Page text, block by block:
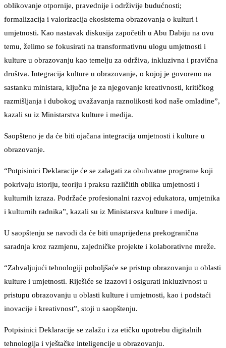
oblikovanje otpornije, pravednije i održivije budućnosti;
formalizacija i valorizacija ekosistema obrazovanja o kulturi i
umjetnosti. Kao nastavak diskusija započetih u Abu Dabiju na ovu
temu, želimo se fokusirati na transformativnu ulogu umjetnosti i
kulture u obrazovanju kao temelju za održiva, inkluzivna i pravična
društva. Integracija kulture u obrazovanje, o kojoj je govoreno na
sastanku ministara, ključna je za njegovanje kreativnosti, kritičkog
razmišljanja i dubokog uvažavanja raznolikosti kod naše omladine”,
kazali su iz Ministarstva kulture i medija.
Saopšteno je da će biti ojačana integracija umjetnosti i kulture u
obrazovanje.
“Potpisinici Deklaracije će se zalagati za obuhvatne programe koji
pokrivaju istoriju, teoriju i praksu različitih oblika umjetnosti i
kulturnih izraza. Podržaće profesionalni razvoj edukatora, umjetnika
i kulturnih radnika”, kazali su iz Ministarsva kulture i medija.
U saopštenju se navodi da će biti unaprijeđena prekogranična
saradnja kroz razmjenu, zajedničke projekte i kolaborativne mreže.
“Zahvaljujući tehnologiji poboljšaće se pristup obrazovanju u oblasti
kulture i umjetnosti. Riješiće se izazovi i osigurati inkluzivnost u
pristupu obrazovanju u oblasti kulture i umjetnosti, kao i podstaći
inovacije i kreativnost”, stoji u saopštenju.
Potpisinici Deklaracije se zalažu i za etičku upotrebu digitalnih
tehnologija i vještačke inteligencije u obrazovanju.